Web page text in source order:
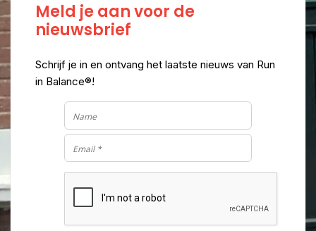
Meld je aan voor de
nieuwsbrief
Schrijf je in en ontvang het laatste nieuws van Run
in Balance®!